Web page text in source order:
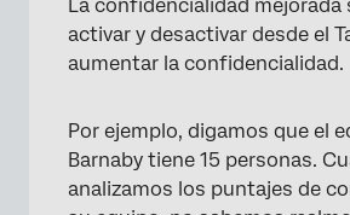
La confidencialidad mejorada
activar y desactivar desde el
aumentar la confidencialidad.
Por ejemplo, digamos que el
Barnaby tiene 15 personas.
analizamos los puntajes de